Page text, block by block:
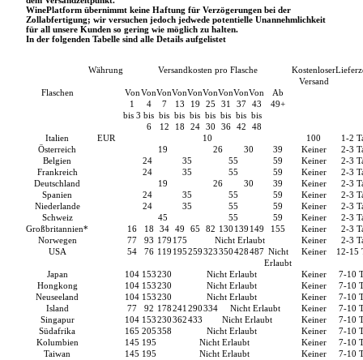
WinePlatform übernimmt keine Haftung für Verzögerungen bei der
Zollabfertigung; wir versuchen jedoch jedwede potentielle Unannehmlichkeit
für all unsere Kunden so gering wie möglich zu halten.
In der folgenden Tabelle sind alle Details aufgelistet
Währung Versandkosten pro Flasche
Kostenloser
Versand
Flaschen
Von
1
bis 3
Von
4
bis
6
Von
7
bis
12
Von
13
bis
18
Von
19
bis
24
Von
25
bis
30
Von
31
bis
36
Von
37
bis
42
Von
43
bis
48
Ab
49+
Italien EUR 10 100 1-2
Österreich
19 26 30 39 Keiner 2-3
Belgien
24 35 55 59 Keiner 2-3
Frankreich
24 35 55 59 Keiner 2-3
Deutschland
19 26 30 39 Keiner 2-3
Spanien
24 35 55 59 Keiner 2-3
Niederlande
24 35 55 59 Keiner 2-3
Schweiz
45 55 59 Keiner 2-3
Großbritannien*
16 18 34 49 65 82 130 139 149 155 Keiner 2-3
Norwegen
77 93 179 175 Nicht Erlaubt Keiner 2-3
USA
54 76 119 195259323350428487 Nicht
Erlaubt
Keiner 12-15
Japan 104 153230 Nicht Erlaubt Keiner 7-10
Hongkong
104 153230 Nicht Erlaubt Keiner 7-10
Neuseeland
104 153230 Nicht Erlaubt Keiner 7-10
Island
77 92 178241 290334 Nicht Erlaubt Keiner 7-10
Singapur
104 153230362433 Nicht Erlaubt Keiner 7-10
Südafrika
165 205358 Nicht Erlaubt Keiner 7-10
Kolumbien
145 195 Nicht Erlaubt Keiner 7-10
Taiwan
145 195 Nicht Erlaubt Keiner 7-10